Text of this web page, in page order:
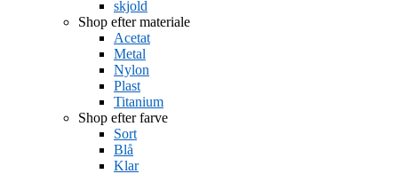
skjold
Shop efter materiale
Acetat
Metal
Nylon
Plast
Titanium
Shop efter farve
Sort
Blå
Klar